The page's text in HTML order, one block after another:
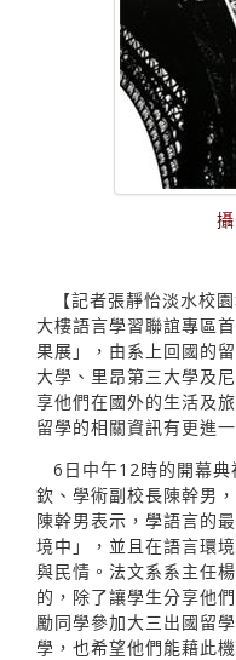
【記者張靜怡淡水校
大樓語言學習聯誼專區
果展」，由系上回國的
大學、里昂第三大學及
享他們在國外的生活及
留學的相關資訊有更進
6日中午12時的開幕
欽、學術副校長陳幹男
陳幹男表示，學語言的
境中」，並且在語言環
與民情。法文系系主任
的，除了讓學生分享他
勵同學參加大三出國留
學，也希望他們能藉此